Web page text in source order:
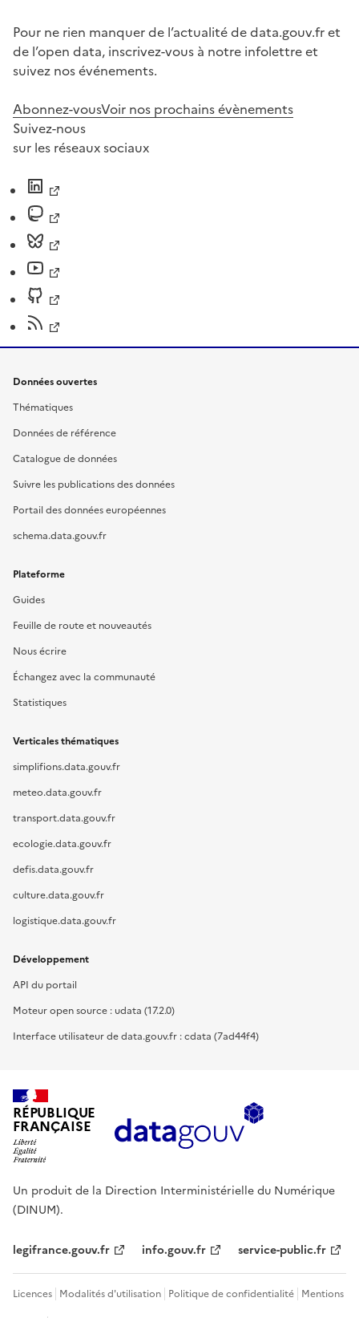
Pour ne rien manquer de l’actualité de data.gouv.fr et
de l’open data, inscrivez-vous à notre infolettre et
suivez nos événements.
Abonnez-vousVoir nos prochains évènements
Suivez-nous
sur les réseaux sociaux
Données ouvertes
Thématiques
Données de référence
Catalogue de données
Suivre les publications des données
Portail des données européennes
schema.data.gouv.fr
Plateforme
Guides
Feuille de route et nouveautés
Nous écrire
Échangez avec la communauté
Statistiques
Verticales thématiques
simplifions.data.gouv.fr
meteo.data.gouv.fr
transport.data.gouv.fr
ecologie.data.gouv.fr
defis.data.gouv.fr
culture.data.gouv.fr
logistique.data.gouv.fr
Développement
API du portail
Moteur open source : udata (17.2.0)
Interface utilisateur de data.gouv.fr : cdata (7ad44f4)
RÉPUBLIQUE
FRANÇAISE
Un produit de la Direction Interministérielle du Numérique
(DINUM).
legifrance.gouv.fr info.gouv.fr service-public.fr
Licences Modalités d'utilisation Politique de confidentialité Mentions